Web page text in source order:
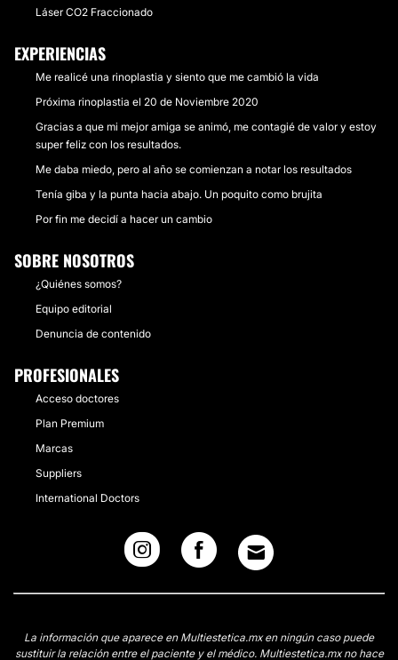
Láser CO2 Fraccionado
EXPERIENCIAS
Me realicé una rinoplastia y siento que me cambió la vida
Próxima rinoplastia el 20 de Noviembre 2020
Gracias a que mi mejor amiga se animó, me contagié de valor y estoy
super feliz con los resultados.
Me daba miedo, pero al año se comienzan a notar los resultados
Tenía giba y la punta hacia abajo. Un poquito como brujita
Por fin me decidí a hacer un cambio
SOBRE NOSOTROS
¿Quiénes somos?
Equipo editorial
Denuncia de contenido
PROFESIONALES
Acceso doctores
Plan Premium
Marcas
Suppliers
International Doctors
La información que aparece en Multiestetica.mx en ningún caso puede
sustituir la relación entre el paciente y el médico. Multiestetica.mx no hace